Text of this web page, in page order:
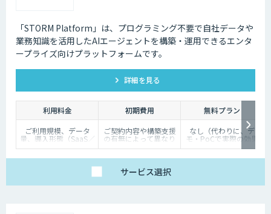
ト/1審査
「STORM Platform」は、プログラミング不要で自社データや
業務知識を活用したAIエージェントを構築・運用できるエンタ
ープライズ向けプラットフォームです。
詳細を見る
利用料金 初期費用
無料プラン
ご利用規模、データ
量、導入形態（SaaS／
オンプレミス等）に応
ご契約内容や構築支援
の有無によって異なり
ます。詳しくはご相談
なし（代わりに、デ
モ・PoCで実際の効果
を体験いただけます）
サービス選択